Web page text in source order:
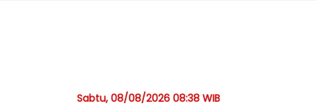
Sabtu, 08/08/2026 08:38 WIB